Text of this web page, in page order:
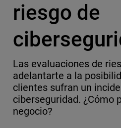
riesgo de
Las evaluaciones de
adelantarte a la
clientes sufran un
ciberseguridad. ¿Cómo
negocio?